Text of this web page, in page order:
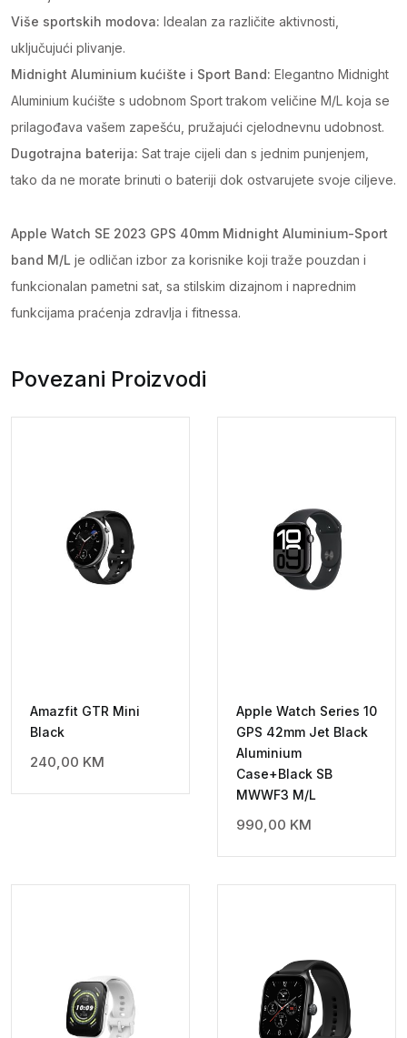
Više sportskih modova: Idealan za različite aktivnosti,
uključujući plivanje.
Midnight Aluminium kućište i Sport Band: Elegantno Midnight
Aluminium kućište s udobnom Sport trakom veličine M/L koja se
prilagođava vašem zapešću, pružajući cjelodnevnu udobnost.
Dugotrajna baterija: Sat traje cijeli dan s jednim punjenjem,
tako da ne morate brinuti o bateriji dok ostvarujete svoje ciljeve.
Apple Watch SE 2023 GPS 40mm Midnight Aluminium-Sport
band M/L je odličan izbor za korisnike koji traže pouzdan i
funkcionalan pametni sat, sa stilskim dizajnom i naprednim
funkcijama praćenja zdravlja i fitnessa.
Povezani Proizvodi
Amazfit GTR Mini
Black
240,00 KM
Apple Watch Series 10
GPS 42mm Jet Black
Aluminium
Case+Black SB
MWWF3 M/L
990,00 KM